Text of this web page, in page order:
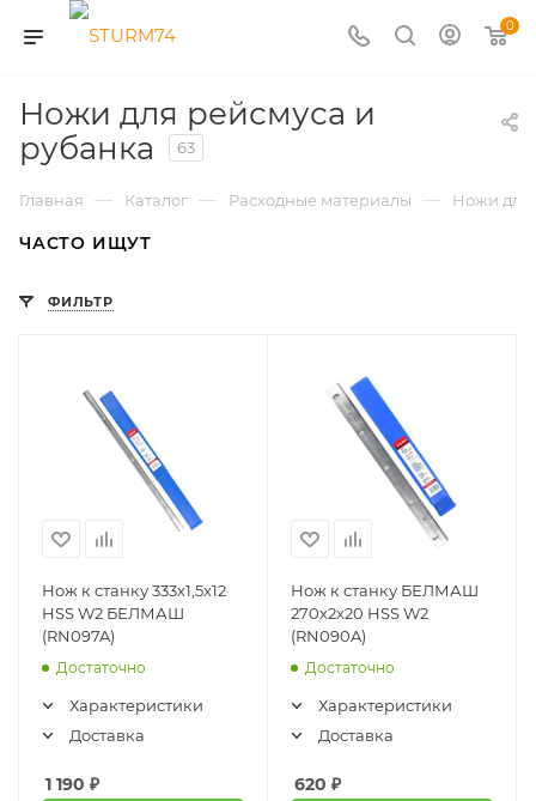
0
Ножи для рейсмуса и
рубанка
63
Главная — Каталог — Расходные материалы — Ножи для
ЧАСТО ИЩУТ
ФИЛЬТР
Нож к станку 333х1,5х12
HSS W2 БЕЛМАШ
(RN097A)
Достаточно
Характеристики
Доставка
1 190 ₽
Нож к станку БЕЛМАШ
270х2х20 HSS W2
(RN090A)
Достаточно
Характеристики
Доставка
620 ₽